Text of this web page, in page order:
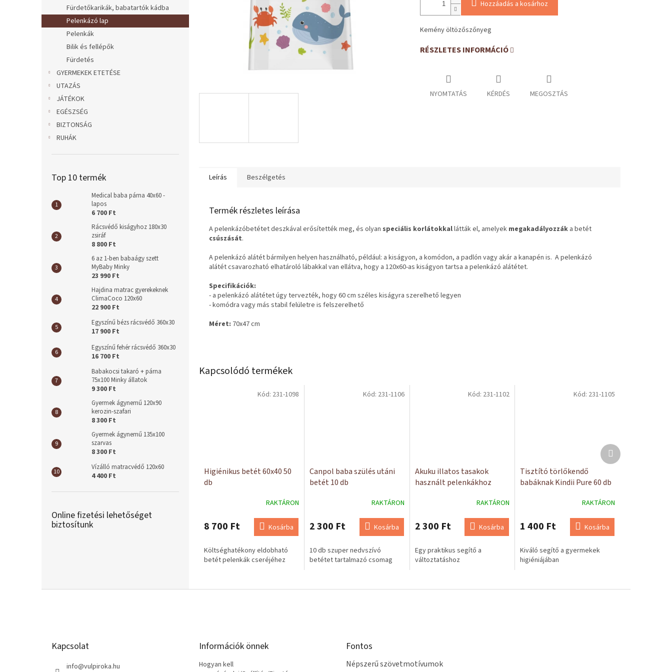
Fürdetőkarikák, babatartók kádba
Pelenkázó lap
Pelenkák
Bilik és fellépők
Fürdetés
GYERMEKEK ETETÉSE
UTAZÁS
JÁTÉKOK
EGÉSZSÉG
BIZTONSÁG
RUHÁK
Top 10 termék
Medical baba párna 40x60 -
lapos
6 700 Ft
Rácsvédő kiságyhoz 180x30
zsiráf
8 800 Ft
6 az 1-ben babaágy szett
MyBaby Minky
23 990 Ft
Hajdina matrac gyerekeknek
ClimaCoco 120x60
22 900 Ft
Egyszínű bézs rácsvédő 360x30
17 900 Ft
Egyszínű fehér rácsvédő 360x30
16 700 Ft
Babakocsi takaró + párna
75x100 Minky állatok
9 300 Ft
Gyermek ágynemű 120x90
kerozin-szafari
8 300 Ft
Gyermek ágynemű 135x100
szarvas
8 300 Ft
Vízálló matracvédő 120x60
4 400 Ft
Online fizetési lehetőséget
biztosítunk
Hozzáadás a kosárhoz
Kemény öltözőszőnyeg
RÉSZLETES INFORMÁCIÓ
NYOMTATÁS KÉRDÉS MEGOSZTÁS
Kapcsolódó termékek
Higiénikus betét 60x40 50
db
RAKTÁRON
8 700 Ft Kosárba
Költséghatékony eldobható
betét pelenkák cseréjéhez
Kód: 231-1098
Canpol baba szülés utáni
betét 10 db
RAKTÁRON
2 300 Ft Kosárba
10 db szuper nedvszívó
betétet tartalmazó csomag
Kód: 231-1106
Akuku illatos tasakok
használt pelenkákhoz
RAKTÁRON
2 300 Ft Kosárba
Egy praktikus segítő a
változtatáshoz
Kód: 231-1102
Tisztító törlőkendő
babáknak Kindii Pure 60 db
RAKTÁRON
1 400 Ft Kosárba
Kiváló segítő a gyermekek
higiéniájában
Kód: 231-1105
Következő
termék
Leírás Beszélgetés
Termék részletes leírása
A pelenkázóbetétet deszkával erősítették meg, és olyan speciális korlátokkallátták el, amelyek megakadályozzák a betét
csúszását.
A pelenkázó alátét bármilyen helyen használható, például: a kiságyon, a komódon, a padlón vagy akár a kanapén is. A pelenkázó
alátét csavarozható elhatároló lábakkal van ellátva, hogy a 120x60-as kiságyon tartsa a pelenkázó alátétet.
Specifikációk:
- a pelenkázó alátétet úgy tervezték, hogy 60 cm széles kiságyra szerelhető legyen
- komódra vagy más stabil felületre is felszerelhető
Méret: 70x47 cm
Kapcsolat
info@vulpiroka.hu
Információk önnek
Hogyan kell
Fontos
Népszerű szövetmotívumok